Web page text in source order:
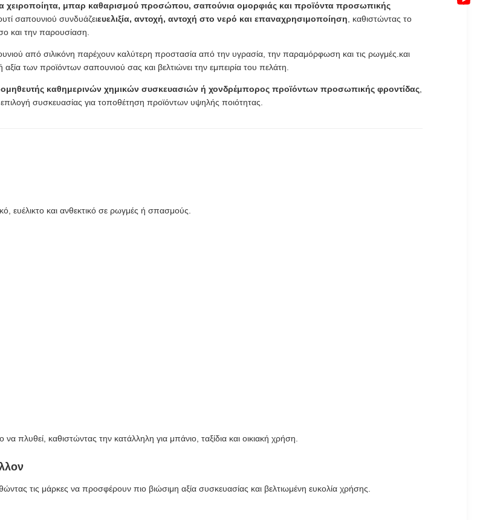
χειροποίητα, μπαρ καθαρισμού προσώπου, σαπούνια ομορφιάς και προϊόντα προσωπικής
σαπουνιού συνδυάζειευελιξία, αντοχή, αντοχή στο νερό και επαναχρησιμοποίηση , καθιστώντας το
και την παρουσίαση.
από σιλικόνη παρέχουν καλύτερη προστασία από την υγρασία, την παραμόρφωση και τις ρωγμές.και
των προϊόντων σαπουνιού σας και βελτιώνει την εμπειρία του πελάτη.
καθημερινών χημικών συσκευασιών ή χονδρέμπορος προϊόντων προσωπικής φροντίδας
επιλογή συσκευασίας για τοποθέτηση προϊόντων υψηλής ποιότητας.
ευέλικτο και ανθεκτικό σε ρωγμές ή σπασμούς.
πλυθεί, καθιστώντας την κατάλληλη για μπάνιο, ταξίδια και οικιακή χρήση.
τις μάρκες να προσφέρουν πιο βιώσιμη αξία συσκευασίας και βελτιωμένη ευκολία χρήσης.